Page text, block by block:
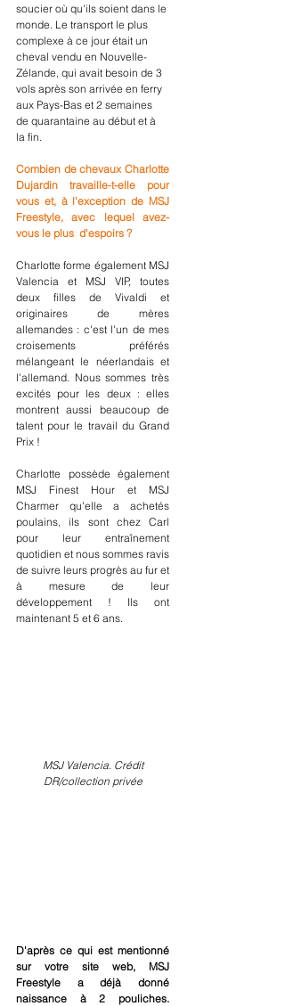
soucier où qu'ils soient dans le
monde. Le transport le plus
complexe à ce jour était un
cheval vendu en Nouvelle-
Zélande, qui avait besoin de 3
vols après son arrivée en ferry
aux Pays-Bas et 2 semaines
de quarantaine au début et à
la fin.
Combien de chevaux Charlotte
Dujardin travaille-t-elle pour
vous et, à l'exception de MSJ
Freestyle, avec lequel avez-
vous le plus  d'espoirs ?
Charlotte forme également MSJ
Valencia et MSJ VIP, toutes
deux filles de Vivaldi et
originaires de mères
allemandes : c'est l'un de mes
croisements préférés
mélangeant le néerlandais et
l'allemand. Nous sommes très
excités pour les deux : elles
montrent aussi beaucoup de
talent pour le travail du Grand
Prix !
Charlotte possède également
MSJ Finest Hour et MSJ
Charmer qu'elle a achetés
poulains, ils sont chez Carl
pour leur entraînement
quotidien et nous sommes ravis
de suivre leurs progrès au fur et
à mesure de leur
développement ! Ils ont
maintenant 5 et 6 ans.
MSJ Valencia. Crédit
DR/collection privée
D'après ce qui est mentionné
sur votre site web, MSJ
Freestyle a déjà donné
naissance à 2 pouliches.